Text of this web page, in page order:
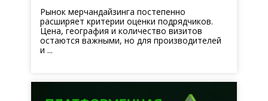
Рынок мерчандайзинга постепенно
расширяет критерии оценки подрядчиков.
Цена, география и количество визитов
остаются важными, но для производителей
и ...